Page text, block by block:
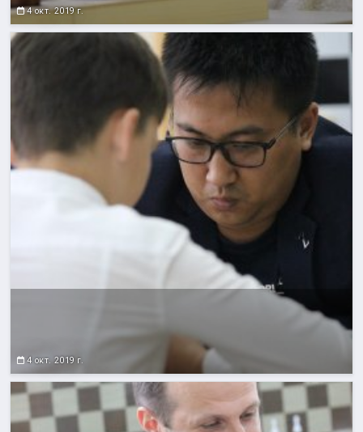
4 окт. 2019 г.
4 окт. 2019 г.